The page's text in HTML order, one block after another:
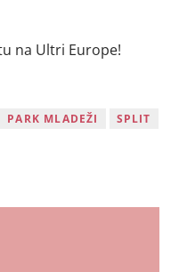
na Ultri Europe!
PARK MLADEŽI
SPLIT